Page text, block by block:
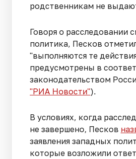
родственникам не
Говоря о расследовании
политика, Песков
"выполняются те
предусмотрены в
законодательством
"РИА Новости").
В условиях, когда
не завершено, Песков
заявления западных
которые возложили